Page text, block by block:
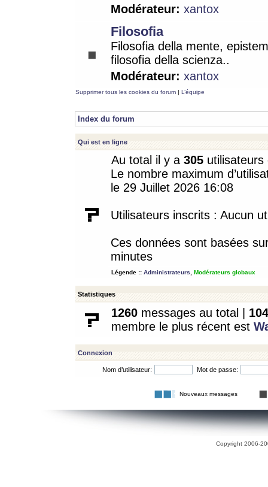
Modérateur: xantox
Filosofia
Filosofia della mente,
filosofia della scienza..
Modérateur: xantox
Supprimer tous les cookies du forum | L’équipe
Index du forum
Qui est en ligne
Au total il y a 305
Le nombre maximum
le 29 Juillet 2026 16:08
Utilisateurs inscrits : Aucun
Ces données sont basées
minutes
Légende :: Administrateurs Modérateurs globaux
Statistiques
1260 messages au total | 104
membre le plus récent est
Connexion
Nom d’utilisateur: Mot de passe:
Nouveaux messages
Copyright 2006-